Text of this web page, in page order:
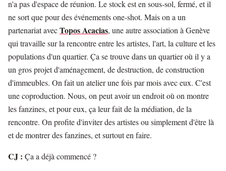
n'a pas d'espace de réunion. Le stock est en sous-sol, fermé, et il
ne sort que pour des événements one-shot. Mais on a un
partenariat avecTopos Acacias, une autre association à Genève
qui travaille sur la rencontre entre les artistes, l'art, la culture et les
populations d'un quartier. Ça se trouve dans un quartier où il y a
un gros projet d'aménagement, de destruction, de construction
d'immeubles. On fait un atelier une fois par mois avec eux. C'est
une coproduction. Nous, on peut avoir un endroit où on montre
les fanzines, et pour eux, ça leur fait de la médiation, de la
rencontre. On profite d'inviter des artistes ou simplement d'être là
et de montrer des fanzines, et surtout en faire.
CJ : Ça a déjà commencé ?